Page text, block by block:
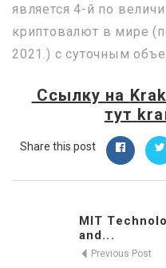
является 4-й по
криптовалют в мире
2021.) с суточным
Ссылку на
тут
Share this post
MIT
and...
Previous Post